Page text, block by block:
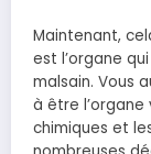
Maintenant,
est l’organe
malsain. Vous
à être
chimiques et